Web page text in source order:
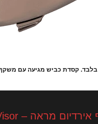
קסדת כביש מגיעה עם